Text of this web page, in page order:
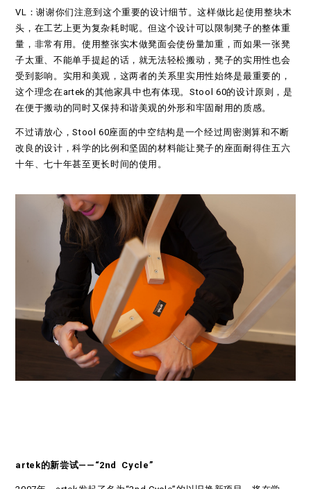
VL：谢谢你们注意到这个重要的设计细节。这样做比起使用整块木
头，在工艺上更为复杂耗时呢。但这个设计可以限制凳子的整体重
量，非常有用。使用整张实木做凳面会使份量加重，而如果一张凳
子太重、不能单手提起的话，就无法轻松搬动，凳子的实用性也会
受到影响。实用和美观，这两者的关系里实用性始终是最重要的，
这个理念在artek的其他家具中也有体现。Stool 60的设计原则，是
在便于搬动的同时又保持和谐美观的外形和牢固耐用的质感。
不过请放心，Stool 60座面的中空结构是一个经过周密测算和不断
改良的设计，科学的比例和坚固的材料能让凳子的座面耐得住五六
十年、七十年甚至更长时间的使用。
artek的新尝试——“2nd Cycle”